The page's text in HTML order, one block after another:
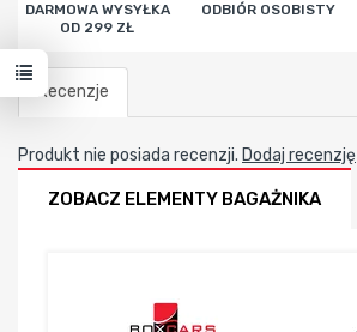
DARMOWA WYSYŁKA
OD 299 ZŁ
ODBIÓR OSOBISTY
Recenzje
Produkt nie posiada recenzji. Dodaj recenzję
ZOBACZ ELEMENTY BAGAŻNIKA